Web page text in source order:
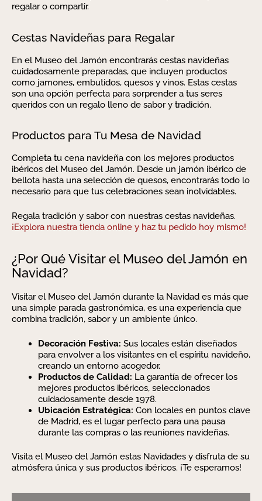
regalar o compartir.
Cestas Navideñas para Regalar
En el Museo del Jamón encontrarás cestas navideñas
cuidadosamente preparadas, que incluyen productos
como jamones, embutidos, quesos y vinos. Estas cestas
son una opción perfecta para sorprender a tus seres
queridos con un regalo lleno de sabor y tradición.
Productos para Tu Mesa de Navidad
Completa tu cena navideña con los mejores productos
ibéricos del Museo del Jamón. Desde un jamón ibérico de
bellota hasta una selección de quesos, encontrarás todo lo
necesario para que tus celebraciones sean inolvidables.
Regala tradición y sabor con nuestras cestas navideñas.
¡Explora nuestra tienda online y haz tu pedido hoy mismo!
¿Por Qué Visitar el Museo del Jamón en
Navidad?
Visitar el Museo del Jamón durante la Navidad es más que
una simple parada gastronómica, es una experiencia que
combina tradición, sabor y un ambiente único.
Decoración Festiva: Sus locales están diseñados
para envolver a los visitantes en el espíritu navideño,
creando un entorno acogedor.
Productos de Calidad: La garantía de ofrecer los
mejores productos ibéricos, seleccionados
cuidadosamente desde 1978.
Ubicación Estratégica: Con locales en puntos clave
de Madrid, es el lugar perfecto para una pausa
durante las compras o las reuniones navideñas.
Visita el Museo del Jamón estas Navidades y disfruta de su
atmósfera única y sus productos ibéricos. ¡Te esperamos!